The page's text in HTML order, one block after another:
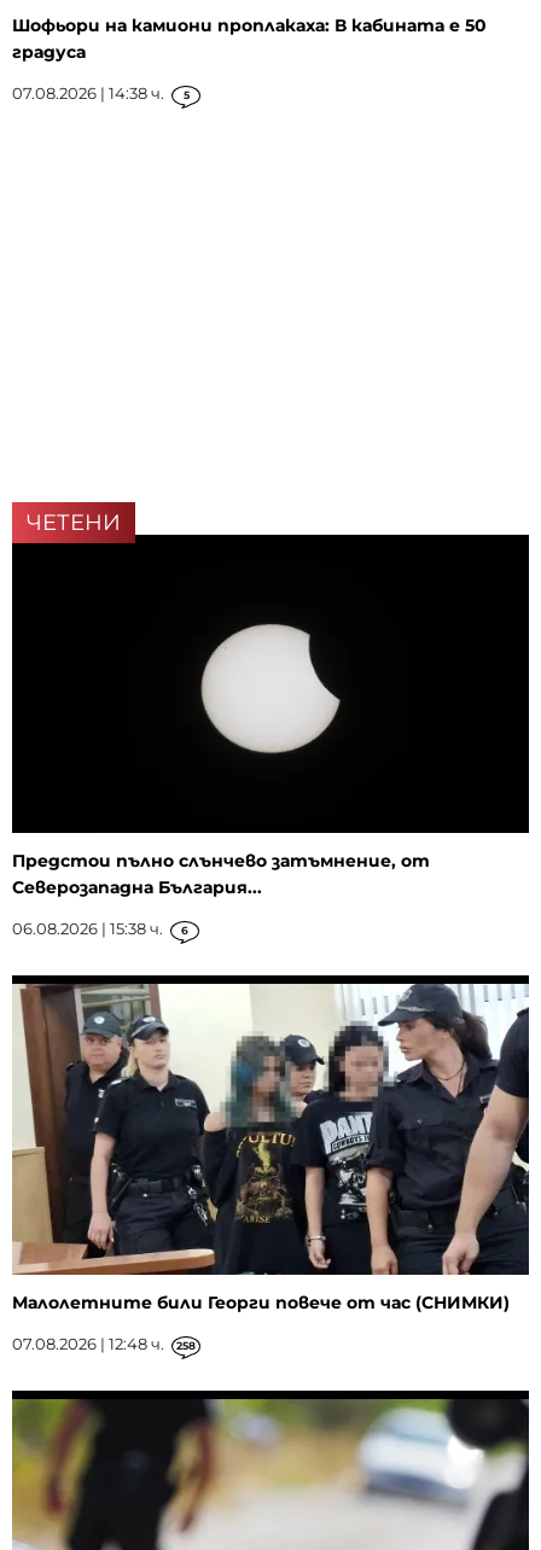
Шофьори на камиони проплакаха: В кабината е 50
градуса
07.08.2026 | 14:38 ч. 5
ЧЕТЕНИ
Предстои пълно слънчево затъмнение, от
Северозападна България...
06.08.2026 | 15:38 ч. 6
Малолетните били Георги повече от час (СНИМКИ)
07.08.2026 | 12:48 ч. 258